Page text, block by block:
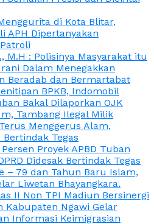
di Kota Blitar,
APH Dipertanyakan
M.H : Polisinya Masyarakat itu
Dalam Menegakkan
Beradab dan Bermartabat
BPKB, Indomobil
Bakal Dilaporkan OJK
Tambang Ilegal Milik
Menggerus Alam,
Tegas
Proyek APBD Tuban
Didesak Bertindak Tegas
– 79 dan Tahun Baru Islam,
Liwetan Bhayangkara.
II Non TPI Madiun Bersinergi
Kabupaten Ngawi Gelar
Informasi Keimigrasian